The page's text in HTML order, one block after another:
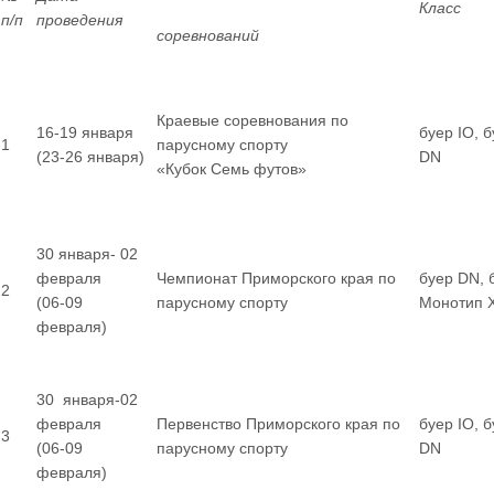
п/п
проведения
соревнований
Класс
1
16-19 января
(23-26 января)
Краевые соревнования по
парусному спорту
«Кубок Семь футов»
буер IO,
DN
2
30 января- 02
февраля
(06-09
февраля)
Чемпионат Приморского края по
парусному спорту
буер DN,
Монотип
3
30 января-02
февраля
(06-09
февраля)
Первенство Приморского края по
парусному спорту
буер IO,
DN